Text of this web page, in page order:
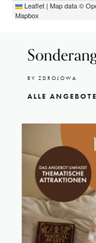
Leaflet | Map data ©
Mapbox
BY ZDROJOWA
ALLE ANGEBOTE